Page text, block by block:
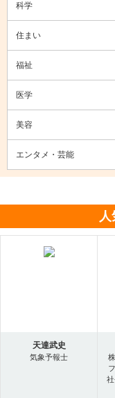
科学
住まい
福祉
医学
美容
エンタメ・芸能
天達武史
気象予報士